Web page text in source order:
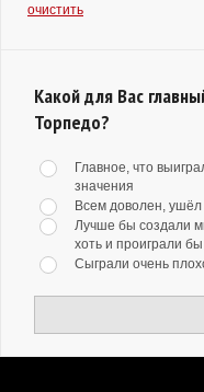
очистить
Какой для Вас
Торпедо?
Главное, что
значения
Всем доволен, ушёл
Лучше бы создали
хоть и проиграли бы
Сыграли очень